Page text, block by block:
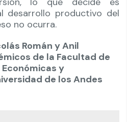
desarrollo productivo del
no ocurra.
Román y Anil
de la Facultad de
y
de los Andes